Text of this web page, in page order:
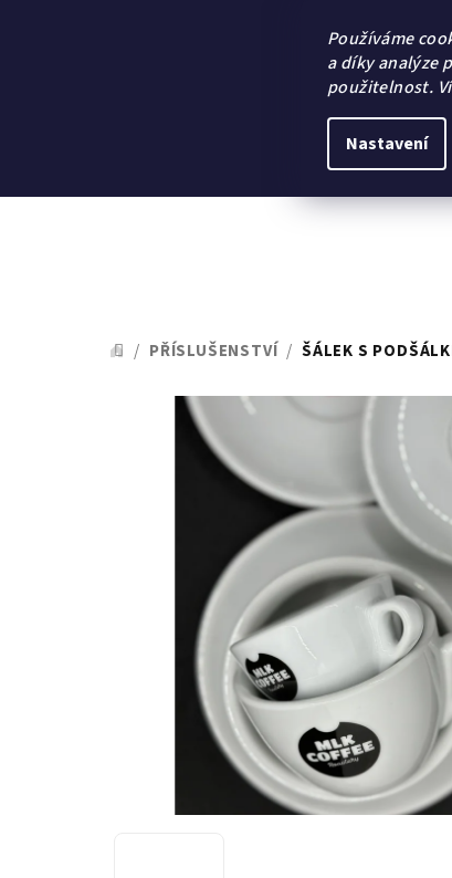
Používáme
a díky analýze
použitelnost.
Nastavení
DOMŮ
/ PŘÍSLUŠENSTVÍ / ŠÁLEK S